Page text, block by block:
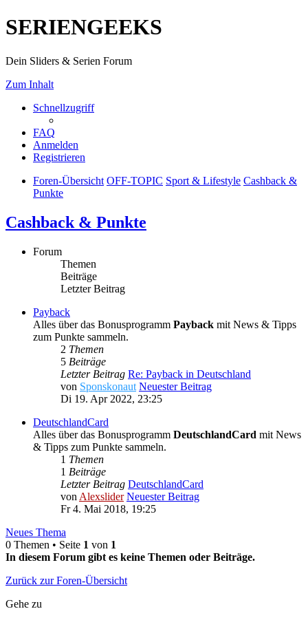
SERIENGEEKS
Dein Sliders & Serien Forum
Zum Inhalt
Schnellzugriff
FAQ
Anmelden
Registrieren
Foren-Übersicht OFF-TOPIC Sport & Lifestyle Cashback &
Punkte
Cashback & Punkte
Forum
Themen
Beiträge
Letzter Beitrag
Payback
Alles über das Bonusprogramm Payback mit News & Tipps
zum Punkte sammeln.
2 Themen
5 Beiträge
Letzter Beitrag Re: Payback in Deutschland
von Sponskonaut Neuester Beitrag
Di 19. Apr 2022, 23:25
DeutschlandCard
Alles über das Bonusprogramm DeutschlandCard mit News
& Tipps zum Punkte sammeln.
1 Themen
1 Beiträge
Letzter Beitrag DeutschlandCard
von Alexslider Neuester Beitrag
Fr 4. Mai 2018, 19:25
Neues Thema
0 Themen • Seite 1 von 1
In diesem Forum gibt es keine Themen oder Beiträge.
Zurück zur Foren-Übersicht
Gehe zu